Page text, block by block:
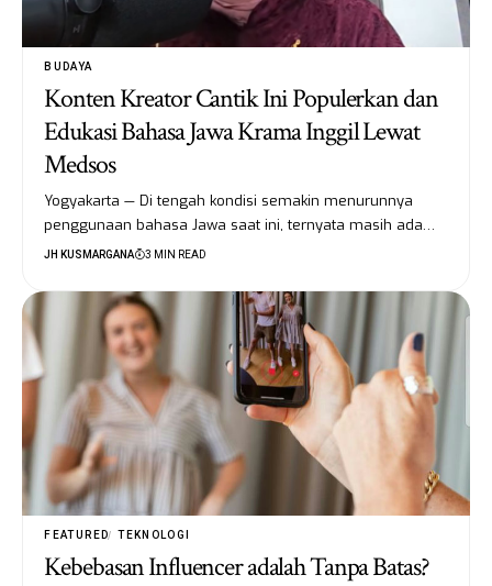
BUDAYA
Konten Kreator Cantik Ini Populerkan dan
Edukasi Bahasa Jawa Krama Inggil Lewat
Medsos
Yogyakarta — Di tengah kondisi semakin menurunnya
penggunaan bahasa Jawa saat ini, ternyata masih ada…
JH KUSMARGANA 3 MIN READ
FEATURED TEKNOLOGI
Kebebasan Influencer adalah Tanpa Batas?